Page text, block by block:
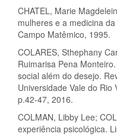
CHATEL, Marie
mulheres e a medicina
Campo Matêmico, 1995.
COLARES, Sthephany
Ruimarisa Pena
social além do desejo.
Universidade Vale do Rio
p.42-47, 2016.
COLMAN, Libby Lee;
experiência psicológica.